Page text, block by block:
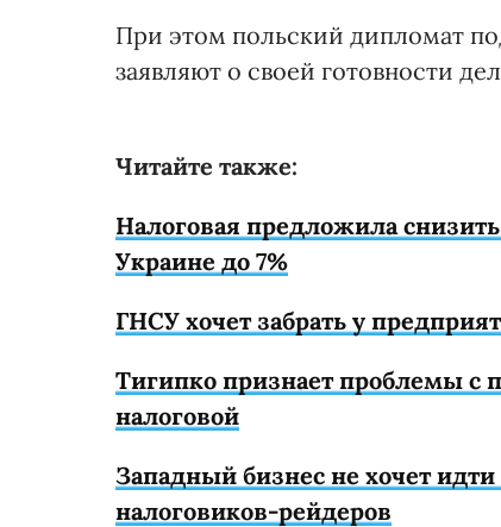
При этом польский дипломат
заявляют о своей готовности
Читайте также:
Налоговая предложила
Украине до 7%
ГНСУ хочет забрать у
Тигипко признает проблемы с
налоговой
Западный бизнес не хочет
налоговиков-рейдеров